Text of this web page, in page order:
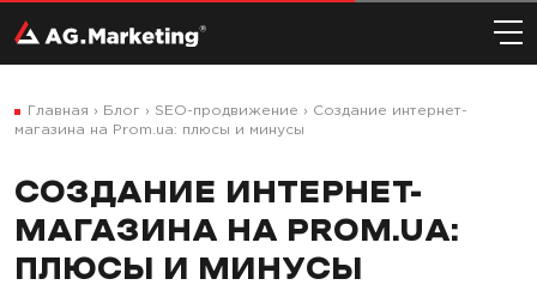
Главная › Блог › SEO-продвижение › Создание интернет-
магазина на Prom.ua: плюсы и минусы
СОЗДАНИЕ ИНТЕРНЕТ-
МАГАЗИНА НА PROM.UA:
ПЛЮСЫ И МИНУСЫ